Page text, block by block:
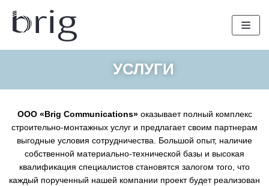
Перейти
к
содержимому
УСЛУГИ
ООО «Brig Communications»оказывает полный комплекс
строительно-монтажных услуг и предлагает своим партнерам
выгодные условия сотрудничества. Большой опыт, наличие
собственной материально-технической базы и высокая
квалификация специалистов становятся залогом того, что
каждый порученный нашей компании проект будет реализован